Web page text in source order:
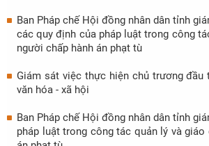
Ban Pháp chế Hội đồng nhân dân tỉnh
các quy định của pháp luật trong công
người chấp hành án phạt tù
Giám sát việc thực hiện chủ trương
văn hóa - xã hội
Ban Pháp chế Hội đồng nhân dân tỉnh
pháp luật trong công tác quản lý và giáo